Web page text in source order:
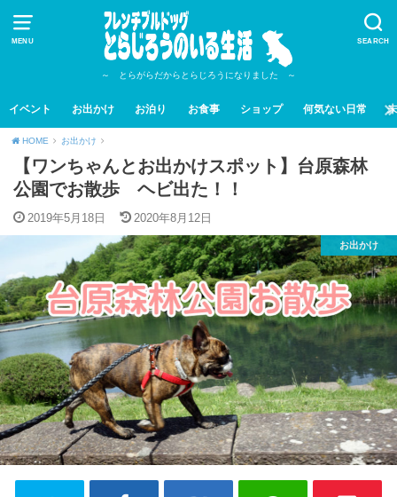
MENU SEARCH
～ とらがらだからとらじろうになりました ～
イベント お出かけ お泊り お食事 ショップ 何気ない日常
HOME お出かけ
【ワンちゃんとお出かけスポット】台原森林
公園でお散歩 ヘビ出た！！
2019年5月18日 2020年8月12日
お出かけ